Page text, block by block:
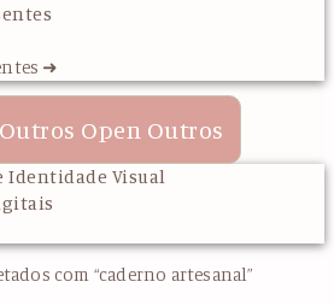
➜
Open Outros
Identidade Visual
com “caderno artesanal”